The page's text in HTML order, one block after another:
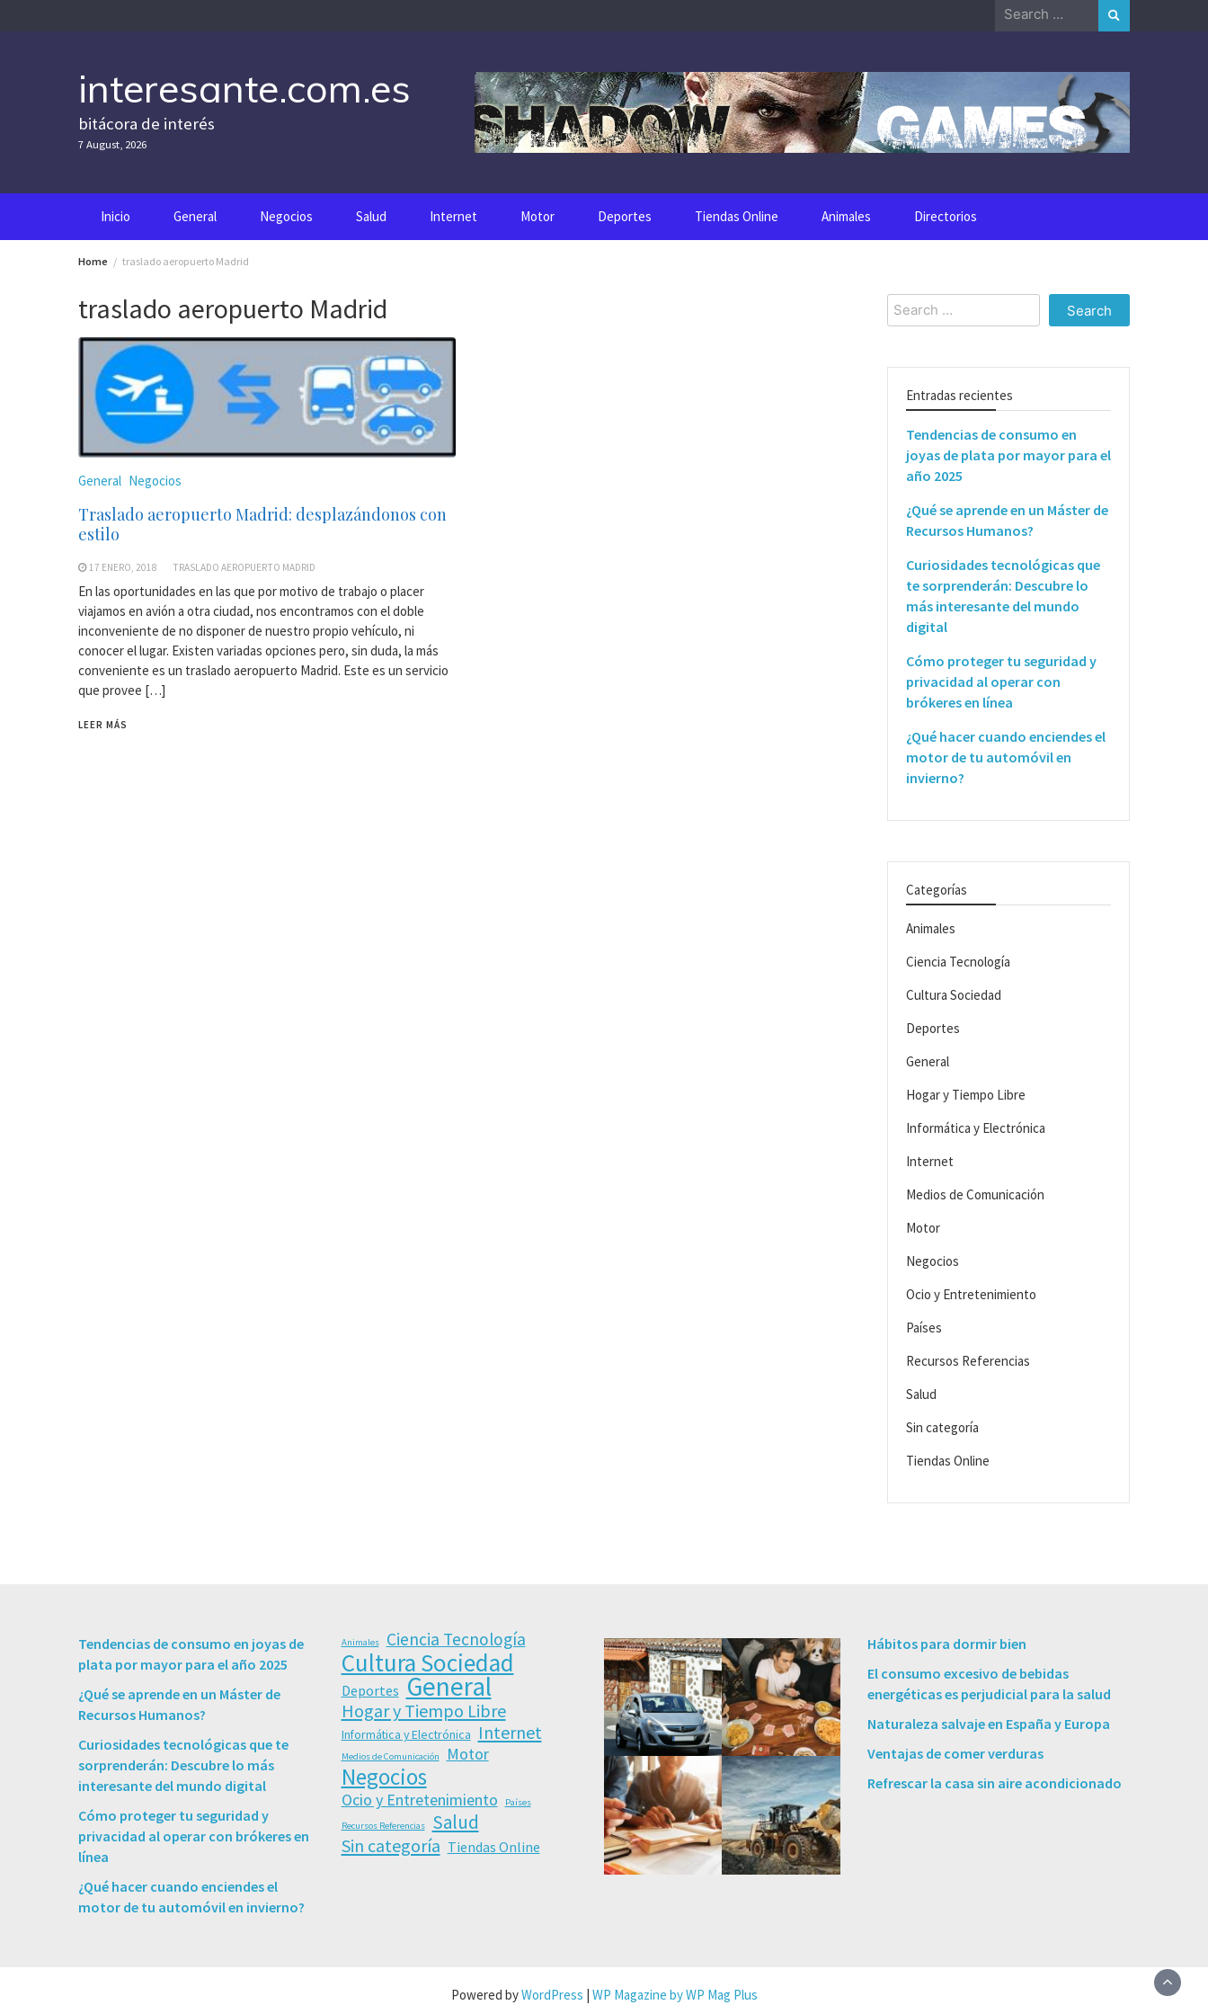
Search
interesante.com.es
bitácora de interés
7 August, 2026
Inicio General Negocios Salud Internet Motor Deportes Tiendas Online Animales Directorios
Home traslado aeropuerto Madrid
traslado aeropuerto Madrid
General Negocios
Traslado aeropuerto Madrid: desplazándonos con
estilo
17 ENERO, 2018 TRASLADO AEROPUERTO MADRID
En las oportunidades en las que por motivo de trabajo o placer
viajamos en avión a otra ciudad, nos encontramos con el doble
inconveniente de no disponer de nuestro propio vehículo, ni
conocer el lugar. Existen variadas opciones pero, sin duda, la más
conveniente es un traslado aeropuerto Madrid. Este es un servicio
que provee […]
LEER MÁS
Search
for:
Entradas recientes
Tendencias de consumo en
joyas de plata por mayor para el
año 2025
¿Qué se aprende en un Máster de
Recursos Humanos?
Curiosidades tecnológicas que
te sorprenderán: Descubre lo
más interesante del mundo
digital
Cómo proteger tu seguridad y
privacidad al operar con
brókeres en línea
¿Qué hacer cuando enciendes el
motor de tu automóvil en
invierno?
Categorías
Animales
Ciencia Tecnología
Cultura Sociedad
Deportes
General
Hogar y Tiempo Libre
Informática y Electrónica
Internet
Medios de Comunicación
Motor
Negocios
Ocio y Entretenimiento
Países
Recursos Referencias
Salud
Sin categoría
Tiendas Online
Tendencias de consumo en joyas de
plata por mayor para el año 2025
¿Qué se aprende en un Máster de
Recursos Humanos?
Curiosidades tecnológicas que te
sorprenderán: Descubre lo más
interesante del mundo digital
Cómo proteger tu seguridad y
privacidad al operar con brókeres en
línea
¿Qué hacer cuando enciendes el
motor de tu automóvil en invierno?
Animales Ciencia Tecnología
Cultura Sociedad
Deportes General
Hogar y Tiempo Libre
Informática y Electrónica Internet
Medios de Comunicación Motor
Negocios
Ocio y Entretenimiento
Países
Recursos Referencias
Salud
Sin categoría Tiendas Online
Hábitos para dormir bien
El consumo excesivo de bebidas
energéticas es perjudicial para la salud
Naturaleza salvaje en España y Europa
Ventajas de comer verduras
Refrescar la casa sin aire acondicionado
Powered byWordPress | WP Magazine by WP Mag Plus